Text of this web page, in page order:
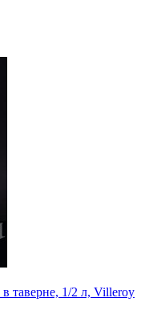
таверне, 1/2 л, Villeroy